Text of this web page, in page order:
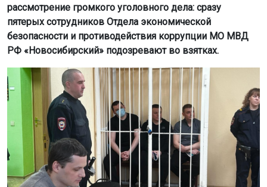
рассмотрение громкого уголовного дела: сразу
пятерых сотрудников Отдела экономической
безопасности и противодействия коррупции МО МВД
РФ «Новосибирский» подозревают во взятках.